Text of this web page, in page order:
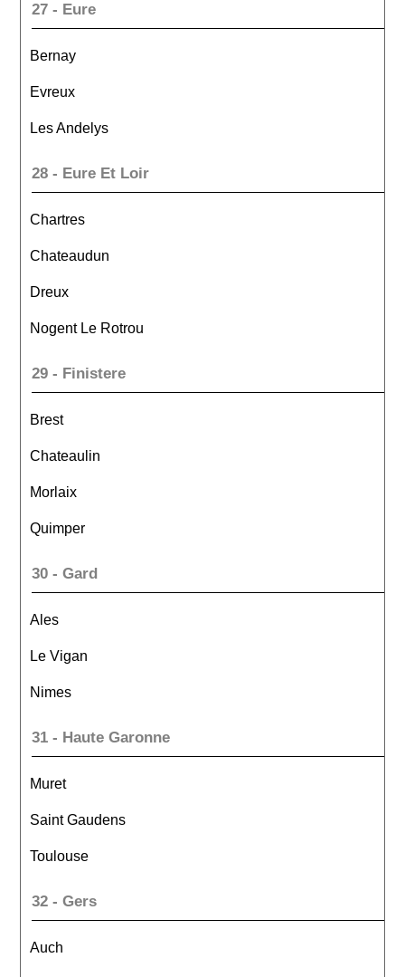
27 - Eure
Bernay
Evreux
Les Andelys
28 - Eure Et Loir
Chartres
Chateaudun
Dreux
Nogent Le Rotrou
29 - Finistere
Brest
Chateaulin
Morlaix
Quimper
30 - Gard
Ales
Le Vigan
Nimes
31 - Haute Garonne
Muret
Saint Gaudens
Toulouse
32 - Gers
Auch